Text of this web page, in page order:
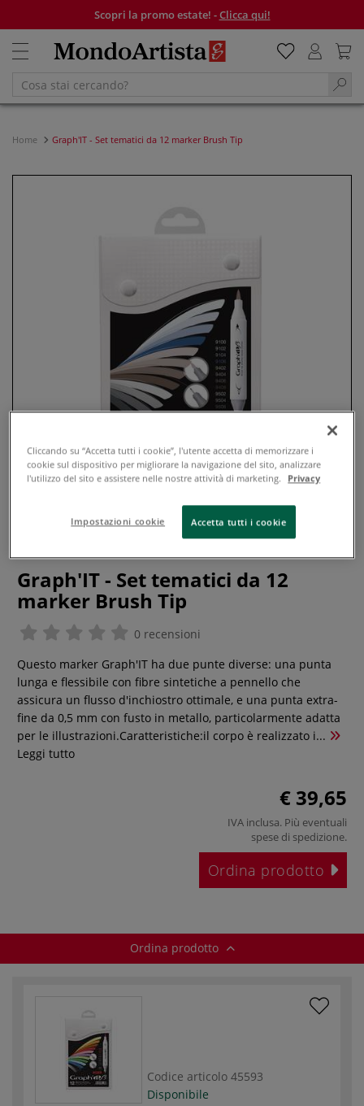
Scopri la promo estate! -Clicca qui!
Home Graph'IT - Set tematici da 12 marker Brush Tip
Graph'IT - Set tematici da 12
marker Brush Tip
0 recensioni
Questo marker Graph'IT ha due punte diverse: una punta
lunga e flessibile con fibre sintetiche a pennello che
assicura un flusso d'inchiostro ottimale, e una punta extra-
fine da 0,5 mm con fusto in metallo, particolarmente adatta
per le illustrazioni.Caratteristiche:il corpo è realizzato i...
Leggi tutto
€ 39,65
IVA inclusa. Più eventuali
spese di spedizione.
Ordina prodotto
Ordina prodotto
Codice articolo 45593
Disponibile
Cliccando su “Accetta tutti i cookie”, l'utente accetta di memorizzare i
cookie sul dispositivo per migliorare la navigazione del sito, analizzare
l'utilizzo del sito e assistere nelle nostre attività di marketing.
Privacy
Impostazioni cookie Accetta tutti i cookie